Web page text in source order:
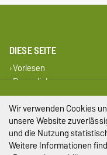
DIESE SEITE
Vorlesen
Permalink
Wir verwenden Cookies
unsere Website
und die Nutzung
Weitere Informationen